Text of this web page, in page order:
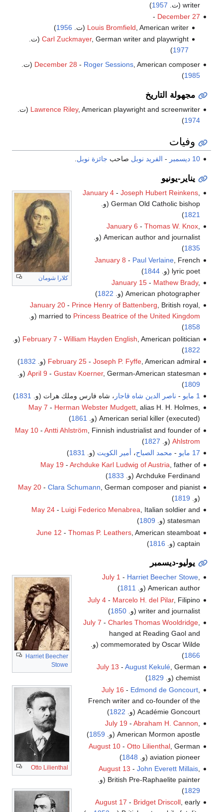
writer (ت.
1957
)
December 27
-
Louis Bromfield , American writer (ت. 1956
)
Carl Zuckmayer, German writer and playwright (ت.
1977
)
December 28 - Roger Sessions, American composer (ت.
1985
)
مجهولة التاريخ
Lawrence Riley, American playwright and screenwriter (ت.
1974
)
وفيات
10 ديسمبر - الفريد نوبل صاحب جائزة نوبل.
يناير-يونيو
كلارا شومان
January 4- Joseph Hubert Reinkens,
German Old Catholic bishop (و.
1821
)
January 6 - Thomas W. Knox,
American author and journalist (و.
1835
)
January 8 - Paul Verlaine, French
lyric poet (و.
1844
)
January 15- Mathew Brady,
American photographer (و.
1822
)
January 20- Prince Henry of Battenberg, British royal,
married to Princess Beatrice of the United Kingdom
(و.
1858
)
February 7 - William Hayden English , American politician (و.
1822
)
February 25- Joseph P. Fyffe, American admiral (و. 1832
)
April 9 - Gustav Koerner, German-American statesman (و.
1809
)
1 مايو
- ناصر الدين شاه قاجار ، شاه فارس وملك هرات (و. 1831
)
May 7 - Herman Webster Mudgett, alias H. H. Holmes,
American serial killer (executed) (و.
1861
)
May 10- Antti Ahlström , Finnish industrialist and founder of
Ahlstrom (و. 1827
)
17 مايو
- محمد الصباح، أمير الكويت (و. 1831
)
May 19 - Archduke Karl Ludwig of Austria , father of
Archduke Ferdinand (و.
1833
)
May 20- Clara Schumann , German composer and pianist
(و. 1819
)
May 24- Luigi Federico Menabrea, Italian soldier and
statesman (و.
1809
)
June 12 - Thomas P. Leathers, American steamboat
captain (و.
1816
)
يوليو-ديسمبر
Harriet Beecher
Stowe
Otto Lilienthal
July 1 - Harriet Beecher Stowe,
American author (و.
1811
)
July 4- Marcelo H. del Pilar, Filipino
writer and journalist (و.
1850
)
July 7 - Charles Thomas Wooldridge,
hanged at Reading Gaol and
commemorated by Oscar Wilde (و.
1866
)
July 13 - August Kekulé, German
chemist (و.
1829
)
July 16 - Edmond de Goncourt,
French writer and co-founder of the
Académie Goncourt (و.
1822
)
July 19 - Abraham H. Cannon,
American Mormon apostle (و.
1859
)
August 10- Otto Lilienthal, German
aviation pioneer (و.
1848
)
August 13 - John Everett Millais,
British Pre-Raphaelite painter (و.
1829
)
August 17 - Bridget Driscoll, early